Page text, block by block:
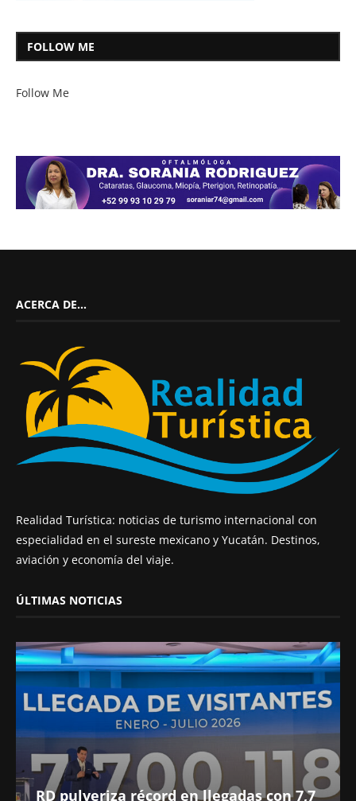
FOLLOW ME
Follow Me
ACERCA DE…
Realidad Turística: noticias de turismo internacional con
especialidad en el sureste mexicano y Yucatán. Destinos,
aviación y economía del viaje.
ÚLTIMAS NOTICIAS
RD pulveriza récord en llegadas con 7,7